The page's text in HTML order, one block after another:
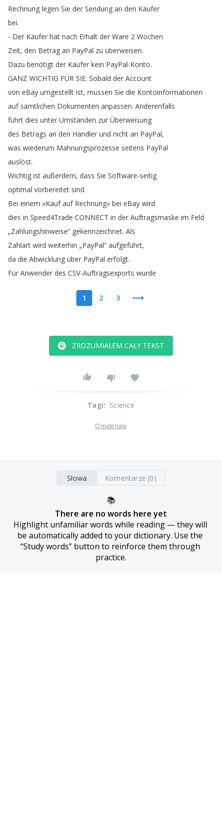
Rechnung legen Sie der Sendung an den Käufer
bei.
- Der Käufer hat nach Erhalt der Ware 2 Wochen
Zeit, den Betrag an PayPal zu überweisen.
Dazu benötigt der Käufer kein PayPal-Konto.
GANZ WICHTIG FÜR SIE: Sobald der Account
von eBay umgestellt ist, müssen Sie die Kontoinformationen
auf sämtlichen Dokumenten anpassen. Anderenfalls
führt dies unter Umständen zur Überweisung
des Betrags an den Händler und nicht an PayPal,
was wiederum Mahnungsprozesse seitens PayPal
auslöst.
Wichtig ist außerdem, dass Sie Software-seitig
optimal vorbereitet sind.
Bei einem »Kauf auf Rechnung« bei eBay wird
dies in Speed4Trade CONNECT in der Auftragsmaske im Feld
„Zahlungshinweise“ gekennzeichnet. Als
Zahlart wird weiterhin „PayPal“ aufgeführt,
da die Abwicklung über PayPal erfolgt.
Für Anwender des CSV-Auftragsexports wurde
1 2 3
ZROZUMIAŁEM CAŁY TEKST
Tagi: Science
O materiale
Słowa Komentarze (0)
📚
There are no words here yet
Highlight unfamiliar words while reading — they will
be automatically added to your dictionary. Use the
“Study words” button to reinforce them through
practice.